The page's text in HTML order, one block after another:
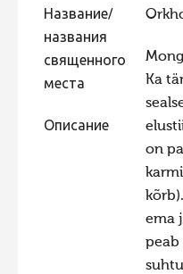
Видео 2021
Фотоконкурс 2020
Видео 2020
Фотоконкурс 2019
Фотоконкурс 2018
Фотоконкурс 2017
Фотоконкурс 2016
Фотоконкурс 2015
Фотоконкурс 2014
Название/
названия
священного
места
Описание
Ka
on
ema
peab